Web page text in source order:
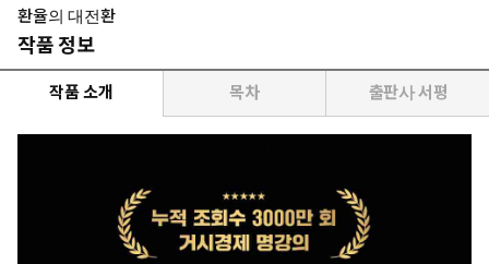
환율의 대전환
작품 정보
작품 소개 목차 출판사 서평